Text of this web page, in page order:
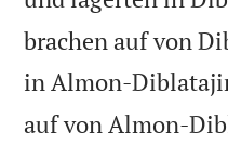
brachen auf von
in Almon-
auf von Almon-